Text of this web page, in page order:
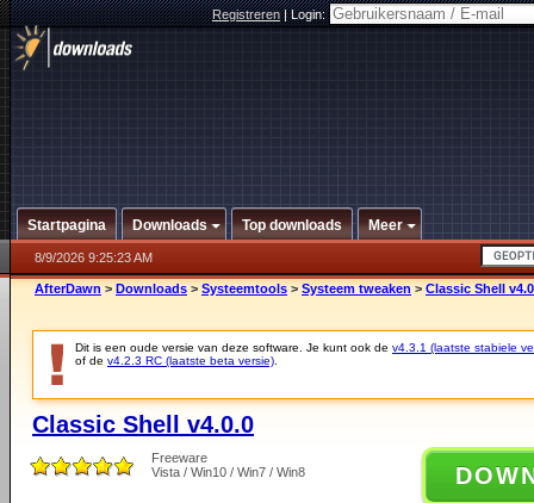
Registreren|Login:
Startpagina Downloads Top downloads Meer
8/9/2026 9:25:23 AM
AfterDawn > Downloads > Systeemtools > Systeem tweaken > Classic Shell
Dit is een oude versie van deze software. Je kunt ook de v4.3.1 (laatste stabiele
of de v4.2.3 RC (laatste beta versie)
Classic Shell v4.0.0
Freeware
Vista / Win10 / Win7 / Win8